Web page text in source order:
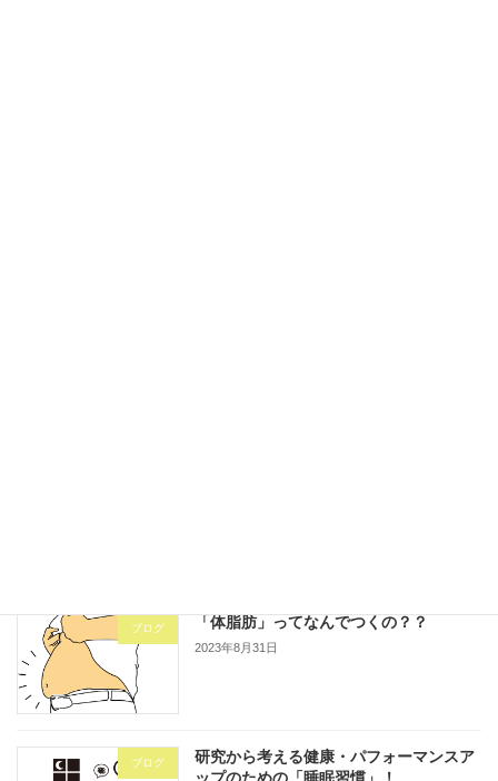
ブログ 「体脂肪」ってなんでつくの？？
2023年8月31日
ブログ
研究から考える健康・パフォーマンスア